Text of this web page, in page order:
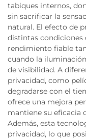
tabiques internos,
sin sacrificar la
natural. El efecto de
distintas condiciones
rendimiento fiable
cuando la
de visibilidad. A
privacidad, como
degradarse con el
ofrece una mejora
mantiene su eficacia
Además, esta
privacidad, lo que